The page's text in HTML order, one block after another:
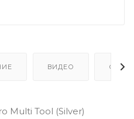
ВИДЕО
Multi Tool (Silver)